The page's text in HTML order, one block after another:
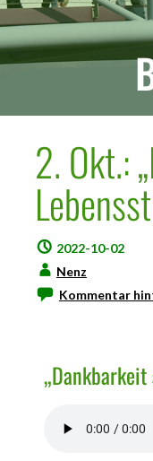
2. Okt.:
2022-10-02
Nenz
Kommentar